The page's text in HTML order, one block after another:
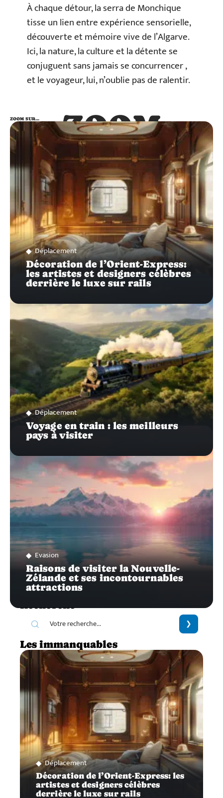
À chaque détour, la serra de Monchique
tisse un lien entre expérience sensorielle,
découverte et mémoire vive de l’Algarve.
Ici, la nature, la culture et la détente se
conjuguent sans jamais se concurrencer ,
et le voyageur, lui, n’oublie pas de ralentir.
ZOOM
SUR…
ZOOM SUR…
Déplacement
Décoration de l’Orient-Express:
les artistes et designers célèbres
derrière le luxe sur rails
Déplacement
Voyage en train : les meilleurs
pays à visiter
Evasion
Raisons de visiter la Nouvelle-
Zélande et ses incontournables
attractions
Recherche
Les immanquables
Déplacement
Décoration de l’Orient-Express: les
artistes et designers célèbres
derrière le luxe sur rails